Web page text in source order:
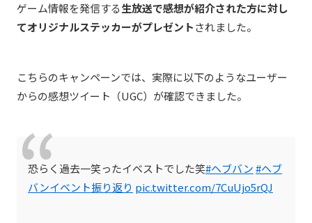
ゲーム情報を発信する生放送で感想が紹介された方に対し
てオリジナルステッカーがプレゼントされました。
こちらのキャンペーンでは、実際に以下のようなユーザー
からの感想ツイート（UGC）が確認できました。
恐らく過去一笑ったイベストでした笑#ヘブバン#ヘブ
バンイベント振り返り pic.twitter.com/7CuUjo5rQJ